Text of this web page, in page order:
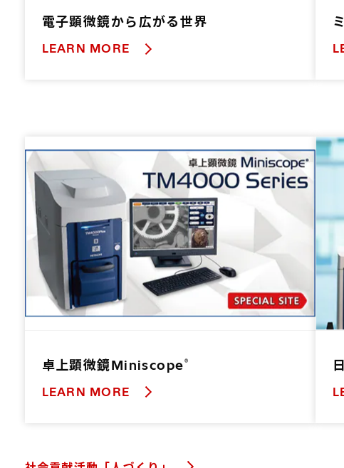
電子顕微鏡から広がる世界
LEARN MORE
卓上顕微鏡Miniscope®
LEARN MORE